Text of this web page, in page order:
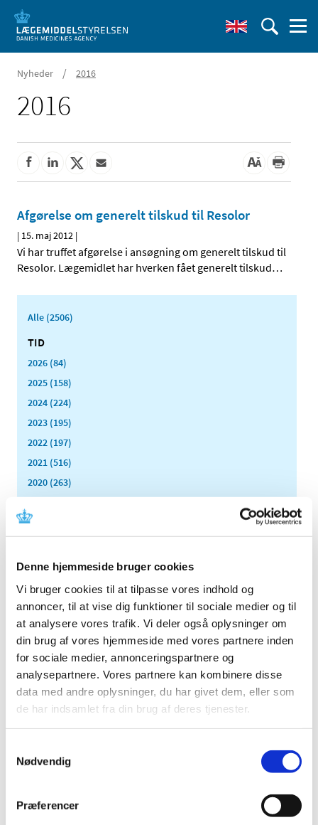
Denne hjemmeside bruger cookies
Vi bruger cookies til at tilpasse vores indhold og
annoncer, til at vise dig funktioner til sociale medier og til
at analysere vores trafik. Vi deler også oplysninger om
din brug af vores hjemmeside med vores partnere inden
for sociale medier, annonceringspartnere og
analysepartnere. Vores partnere kan kombinere disse
data med andre oplysninger, du har givet dem, eller som
de har indsamlet fra din brug af deres tjenester.
Nødvendig
Præferencer
Nyheder / 2016
2016
Afgørelse om generelt tilskud til Resolor
| 15. maj 2012 |
Vi har truffet afgørelse i ansøgning om generelt tilskud til
Resolor. Lægemidlet har hverken fået generelt tilskud…
Alle (2506)
TID
2026 (84)
2025 (158)
2024 (224)
2023 (195)
2022 (197)
2021 (516)
2020 (263)
2018 (150)
2016 (167)
2014 (44)
2013 (49)
2012 (44)
december (2)
november (6)
oktober (4)
september (7)
juni (3)
april (3)